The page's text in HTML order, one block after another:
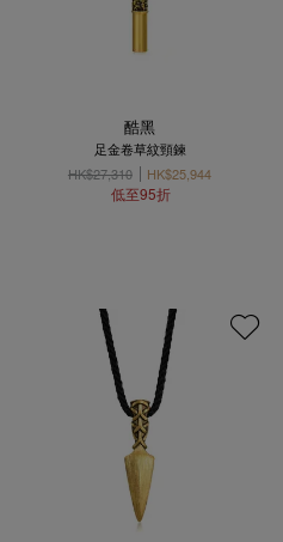
酷黑
足金卷草紋頸鍊
HK$27,310
HK$25,944
低至95折